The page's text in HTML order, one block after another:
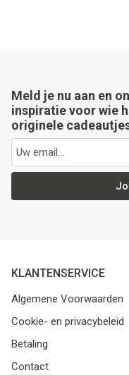
Meld je nu aan en
inspiratie voor wie
originele
KLANTENSERVICE
Algemene Voorwaarden
Cookie- en privacybeleid
Betaling
Contact